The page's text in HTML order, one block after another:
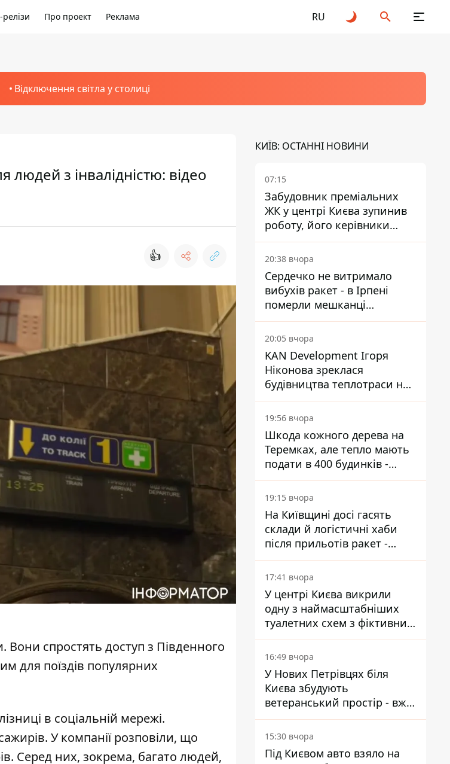
Про проект Реклама RU
Відключення світла у столиці
людей з інвалідністю: відео
👍
Вони спростять доступ з Південного
для поїздів популярних
в соціальній мережі.
У компанії розповіли, що
Серед них, зокрема, багато людей,
КИЇВ: ОСТАННІ НОВИНИ
07:15
Забудовник преміальних
ЖК у центрі Києва зупинив
роботу, його керівники
втекли з України - Bihus.info
20:38 вчора
Сердечко не витримало
вибухів ракет - в Ірпені
померли мешканці
притулку для собак з
інвалідністю
20:05 вчора
KAN Development Ігоря
Ніконова зреклася
будівництва теплотраси на
Теремках
19:56 вчора
Шкода кожного дерева на
Теремках, але тепло мають
подати в 400 будинків -
депутатка Київради
19:15 вчора
На Київщині досі гасять
склади й логістичні хаби
після прильотів ракет -
ДСНС
17:41 вчора
У центрі Києва викрили
одну з наймасштабніших
туалетних схем з фіктивним
будинком
16:49 вчора
У Нових Петрівцях біля
Києва збудують
ветеранський простір - вже
знайшли проєктанта
15:30 вчора
Під Києвом авто взяло на